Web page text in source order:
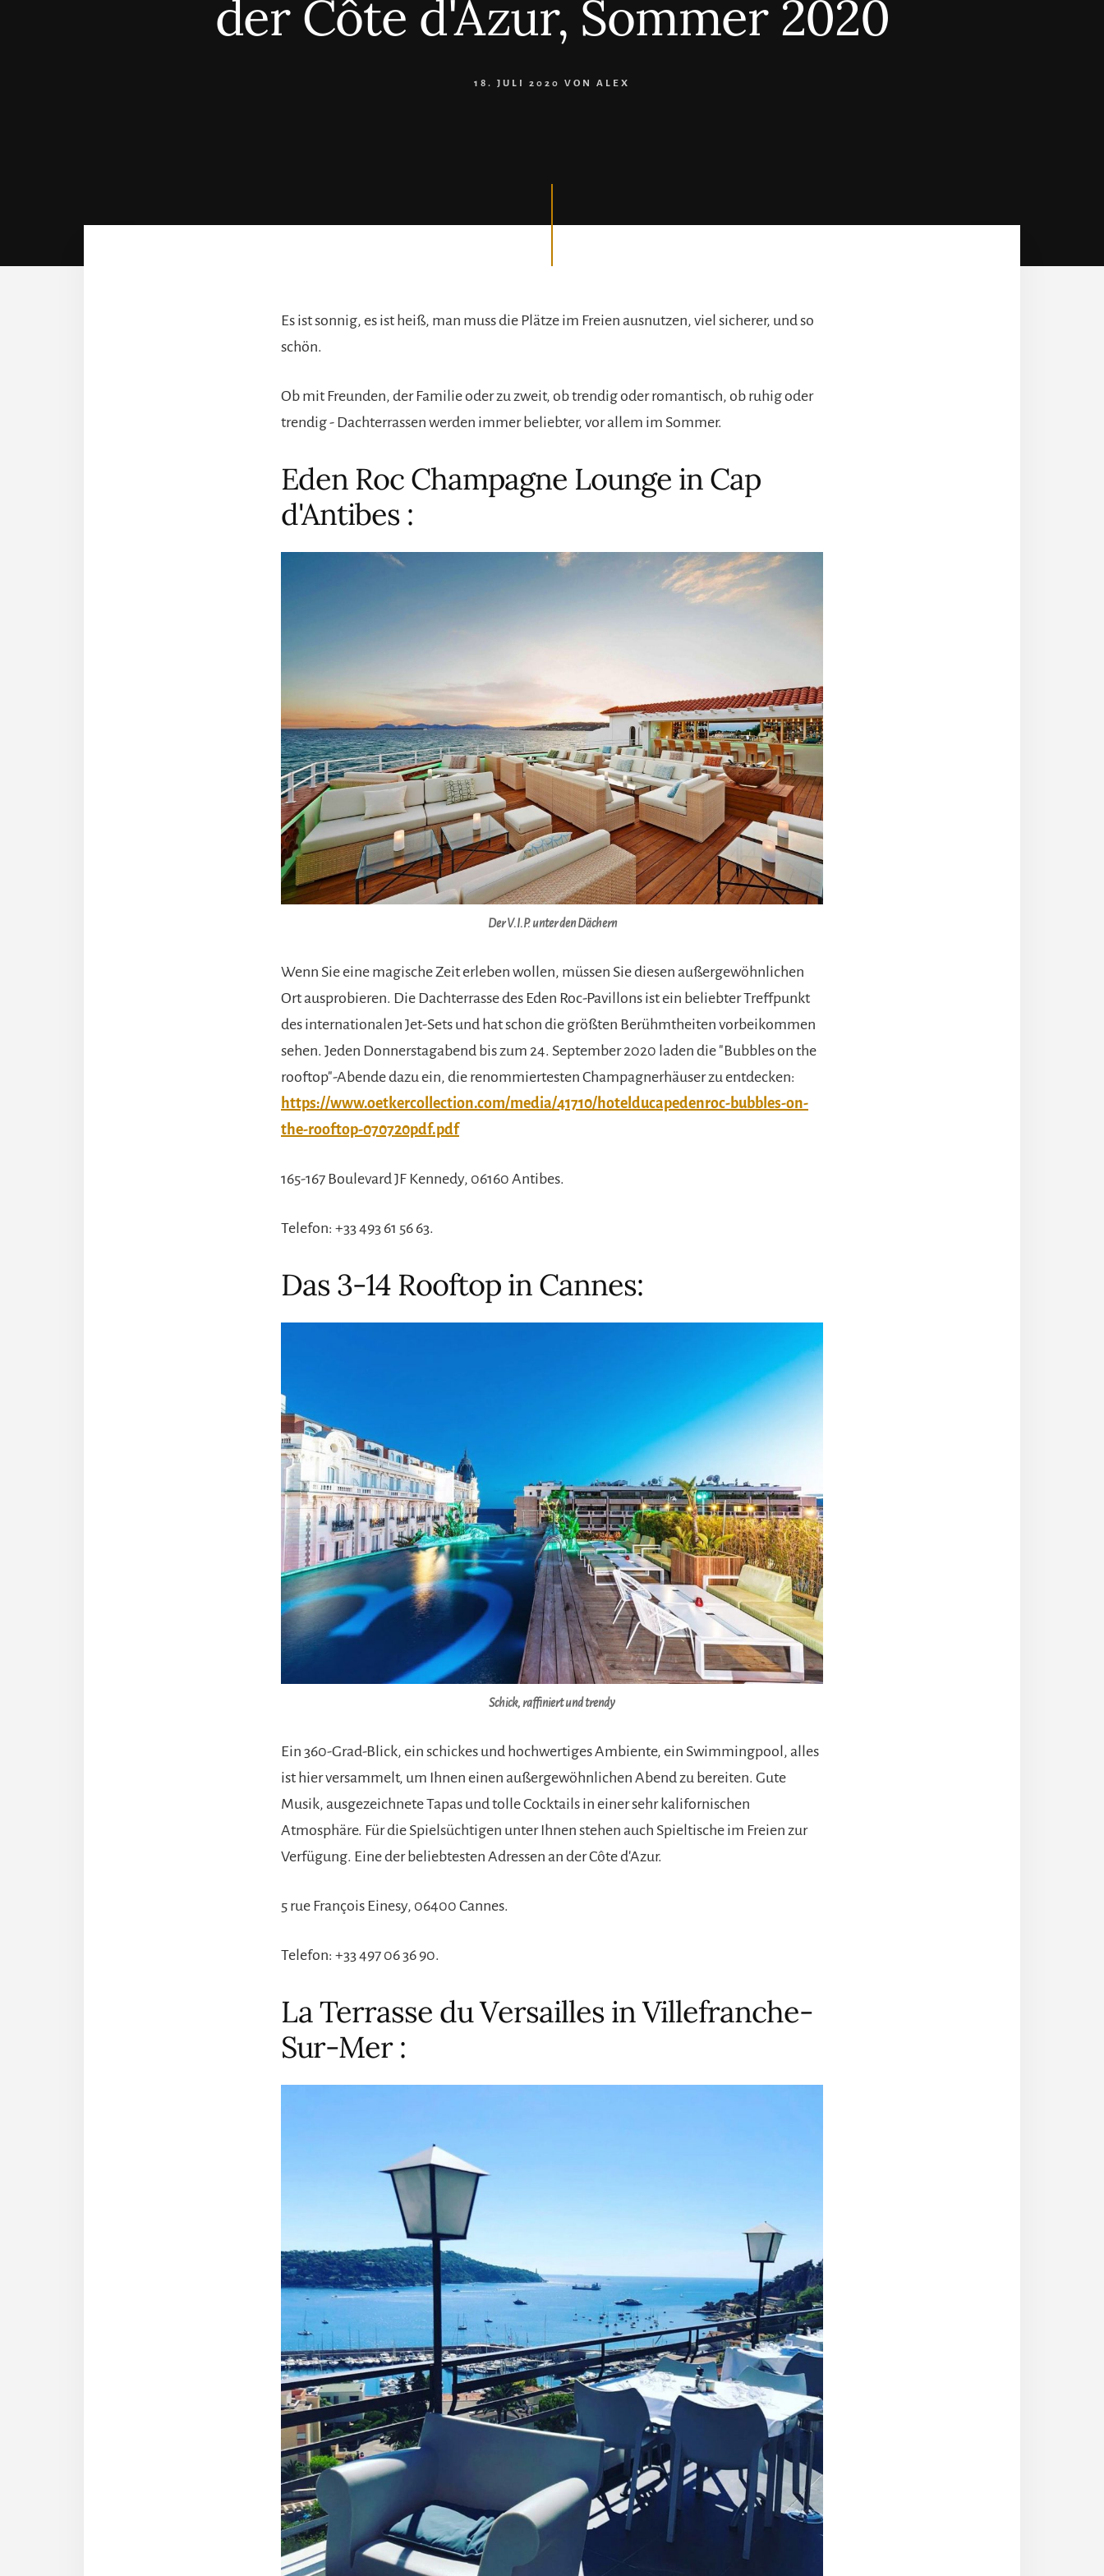
der Côte d'Azur, Sommer 2020
18. JULI 2020 VON ALEX
Es ist sonnig, es ist heiß, man muss die Plätze im Freien ausnutzen, viel sicherer, und so
schön.
Ob mit Freunden, der Familie oder zu zweit, ob trendig oder romantisch, ob ruhig oder
trendig - Dachterrassen werden immer beliebter, vor allem im Sommer.
Eden Roc Champagne Lounge in Cap
d'Antibes :
Der V.I.P. unter den Dächern
Wenn Sie eine magische Zeit erleben wollen, müssen Sie diesen außergewöhnlichen
Ort ausprobieren. Die Dachterrasse des Eden Roc-Pavillons ist ein beliebter Treffpunkt
des internationalen Jet-Sets und hat schon die größten Berühmtheiten vorbeikommen
sehen. Jeden Donnerstagabend bis zum 24. September 2020 laden die "Bubbles on the
rooftop"-Abende dazu ein, die renommiertesten Champagnerhäuser zu entdecken:
https://www.oetkercollection.com/media/41710/hotelducapedenroc-bubbles-on-
the-rooftop-070720pdf.pdf
165-167 Boulevard JF Kennedy, 06160 Antibes.
Telefon: +33 493 61 56 63.
Das 3-14 Rooftop in Cannes:
Schick, raffiniert und trendy
Ein 360-Grad-Blick, ein schickes und hochwertiges Ambiente, ein Swimmingpool, alles
ist hier versammelt, um Ihnen einen außergewöhnlichen Abend zu bereiten. Gute
Musik, ausgezeichnete Tapas und tolle Cocktails in einer sehr kalifornischen
Atmosphäre. Für die Spielsüchtigen unter Ihnen stehen auch Spieltische im Freien zur
Verfügung. Eine der beliebtesten Adressen an der Côte d'Azur.
5 rue François Einesy, 06400 Cannes.
Telefon: +33 497 06 36 90.
La Terrasse du Versailles in Villefranche-
Sur-Mer :